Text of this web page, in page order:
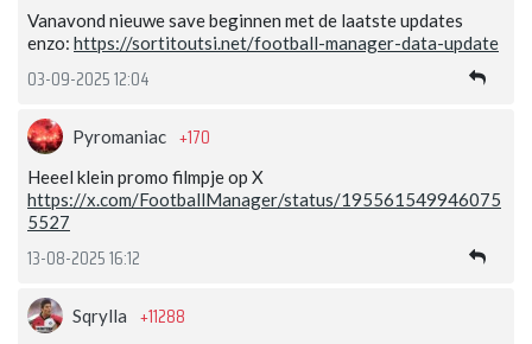
Vanavond nieuwe save beginnen met de laatste updates
enzo: https://sortitoutsi.net/football-manager-data-update
03-09-2025 12:04
Pyromaniac +170
Heeel klein promo filmpje op X
https://x.com/FootballManager/status/195561549946075
5527
13-08-2025 16:12
Sqrylla +11288